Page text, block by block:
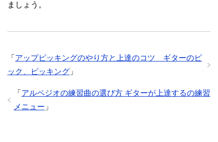
ましょう。
「 アップピッキングのやり方と上達のコツ ギターのピ
ック、ピッキング 」
「 アルペジオの練習曲の選び方 ギターが上達するの練習
メニュー 」